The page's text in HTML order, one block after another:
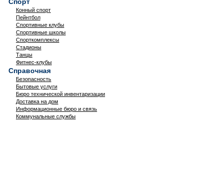
Конный спорт
Пейнтбол
Спортивные клубы
Спортивные школы
Спорткомплексы
Стадионы
Танцы
Фитнес-клубы
Справочная
Безопасность
Бытовые услуги
Бюро технической инвентаризации
Доставка на дом
Информационные бюро и связь
Коммунальные службы